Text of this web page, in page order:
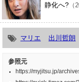
静化へ? （
マリエ 出川哲朗
参照元
https://myjitsu.jp/